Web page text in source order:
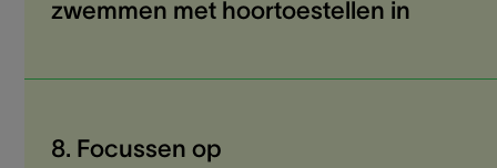
zwemmen met hoortoestellen in
8. Focussen op